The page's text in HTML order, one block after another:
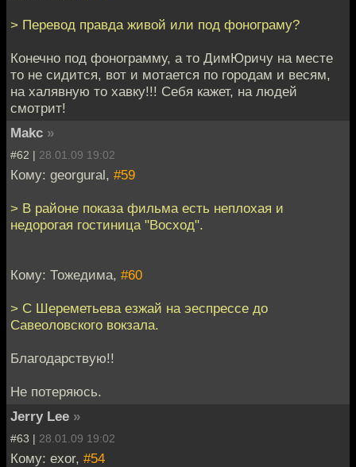
> Перевод правда живой или под фонограму?
Конечно под фонограмму, а то ДимЮричу на месте
то не сидится, вот и мотается по городам и весям,
на халявную то хавку!!! Себя кажет, на людей
смотрит!
Makc »
#62 | 28.01.09 19:02
Кому: georgural, #59
> В районе показа фильма есть неплохая и
недорогая гостиница "Восход".
Кому: Тожедима, #60
> С Шереметьева езжай на эеспрессе до
Савеоловского вокзала.
Благодарствую!!
Не потеряюсь.
Jerry Lee »
#63 | 28.01.09 19:02
Кому: exor, #54